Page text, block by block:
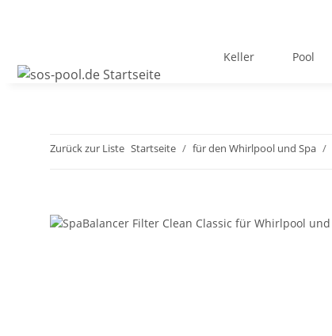
Keller Pool
Zurück zur Liste Startseite für den Whirlpool und Spa